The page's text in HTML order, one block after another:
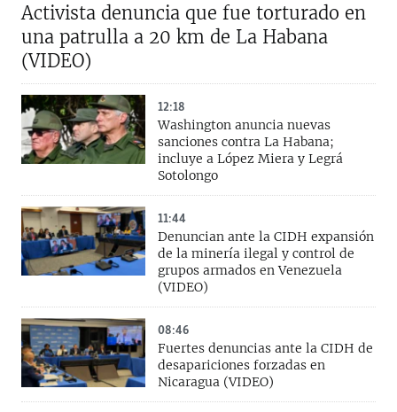
Activista denuncia que fue torturado en
una patrulla a 20 km de La Habana
(VIDEO)
12:18
Washington anuncia nuevas
sanciones contra La Habana;
incluye a López Miera y Legrá
Sotolongo
11:44
Denuncian ante la CIDH expansión
de la minería ilegal y control de
grupos armados en Venezuela
(VIDEO)
08:46
Fuertes denuncias ante la CIDH de
desapariciones forzadas en
Nicaragua (VIDEO)